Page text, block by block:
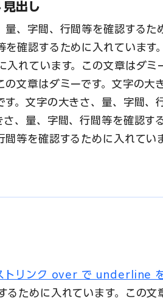
見出し
量、字間、行間等を確認するた
確認するために入れています
入れています。この文章はダミ
の文章はダミーです。文字の大
。文字の大きさ、量、字間、
、量、字間、行間等を確認す
等を確認するために入れてい
トリンク over で underline
ために入れています。この文